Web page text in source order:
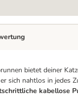
bietet deiner
sich nahtlos in jedes
kabellose